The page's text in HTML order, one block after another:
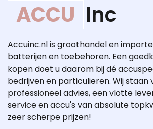
ACCU Inc
Accuinc.nl is groothandel en
batterijen en toebehoren. Een
kopen doet u daarom bij dé
bedrijven en particulieren. Wij staan
professioneel advies, een vlotte
service en accu's van absolute
zeer scherpe prijzen!